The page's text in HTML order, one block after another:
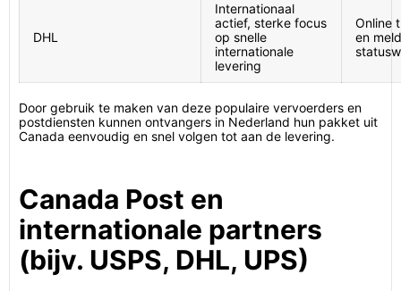
DHL
Internationaal
actief, sterke focus
op snelle
internationale
levering
Online
en
Door gebruik te maken van deze populaire vervoerders en
postdiensten kunnen ontvangers in Nederland hun pakket uit
Canada eenvoudig en snel volgen tot aan de levering.
Canada Post en
internationale partners
(bijv. USPS, DHL, UPS)